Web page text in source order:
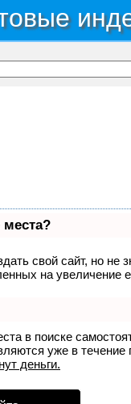
места?
свой сайт, но не
на увеличение
в поиске
уже в
деньги.